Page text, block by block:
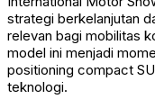
strategi berkelanjutan
relevan bagi mobilitas
model ini menjadi
positioning compact
teknologi.